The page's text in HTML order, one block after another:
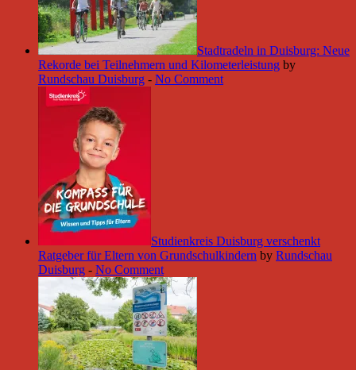
Stadtradeln in Duisburg: Neue
Rekorde bei Teilnehmern und Kilometerleistung by
Rundschau Duisburg - No Comment
Studienkreis Duisburg verschenkt
Ratgeber für Eltern von Grundschulkindern by Rundschau
Duisburg - No Comment